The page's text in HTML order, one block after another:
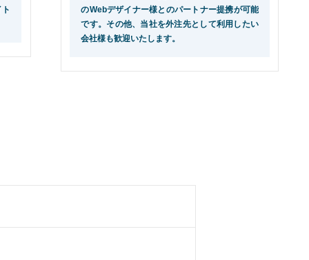
のWebデザイナー様とのパートナー提携が可能
です。その他、当社を外注先として利用したい
会社様も歓迎いたします。